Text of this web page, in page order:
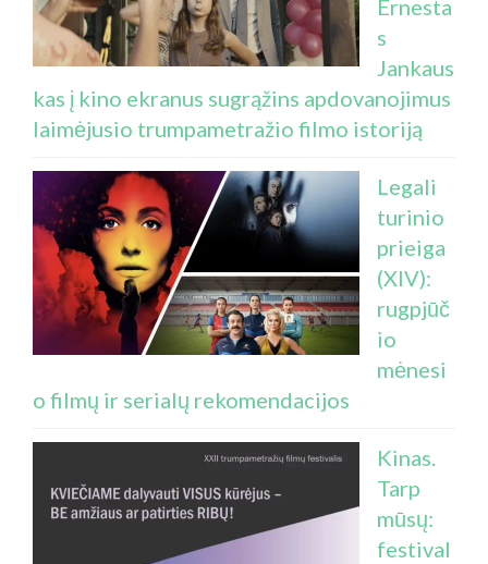
Ernesta
s
Jankaus
kas į kino ekranus sugrąžins apdovanojimus
laimėjusio trumpametražio filmo istoriją
Legali
turinio
prieiga
(XIV):
rugpjūč
io
mėnesi
o filmų ir serialų rekomendacijos
Kinas.
Tarp
mūsų:
festival